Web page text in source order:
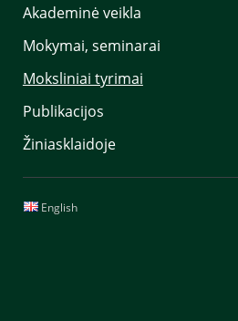
Akademinė veikla
Mokymai, seminarai
Moksliniai tyrimai
Publikacijos
Žiniasklaidoje
Sidebar
English